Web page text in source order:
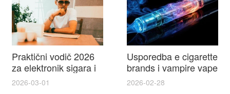
Praktični vodič 2026
za elektronik sigara i
mtm e cigarete s
2026-03-01
Usporedba e cigarette
brands i vampire vape
za 2026 – vodič s
2026-02-28